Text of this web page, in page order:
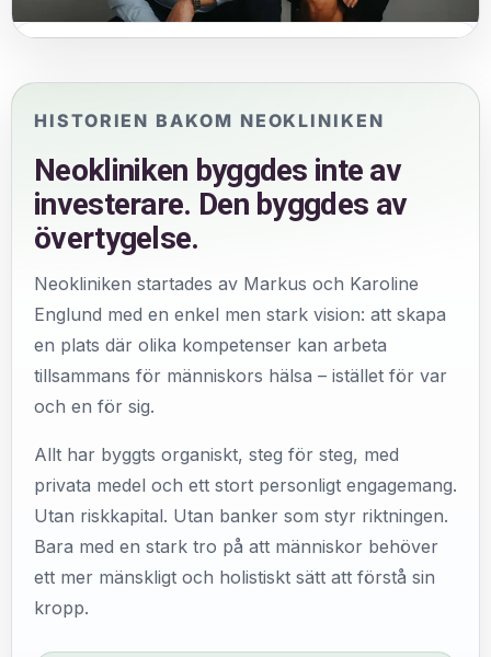
Neokliniken är skapad med hjärta, uthållighet och en stark
HISTORIEN BAKOM NEOKLINIKEN
Neokliniken byggdes inte av
investerare. Den byggdes av
övertygelse.
Neokliniken startades av Markus och Karoline
Englund med en enkel men stark vision: att skapa
en plats där olika kompetenser kan arbeta
tillsammans för människors hälsa – istället för var
och en för sig.
Allt har byggts organiskt, steg för steg, med
privata medel och ett stort personligt engagemang.
Utan riskkapital. Utan banker som styr riktningen.
Bara med en stark tro på att människor behöver
ett mer mänskligt och holistiskt sätt att förstå sin
kropp.